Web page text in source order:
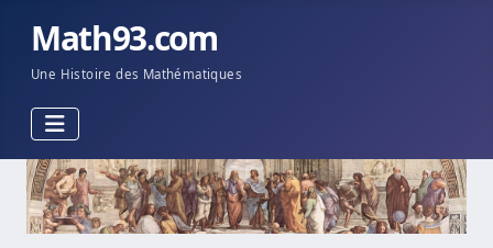
Math93.com
Une Histoire des Mathématiques